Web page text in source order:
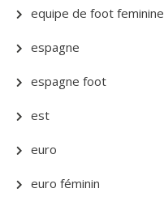
equipe de foot feminine
espagne
espagne foot
est
euro
euro féminin